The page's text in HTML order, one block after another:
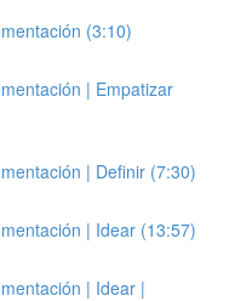
(3:10)
| Empatizar
| Definir (7:30)
| Idear (13:57)
| Idear |